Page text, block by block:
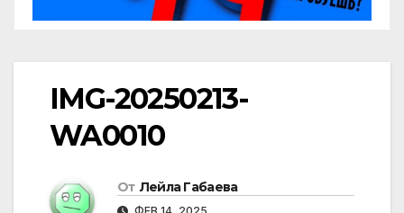
IMG-20250213-
WA0010
От Лейла Габаева